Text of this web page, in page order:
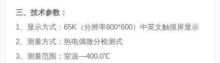
三、 技术参数：
1、显示方式：65K（分辨率800*600）中英文触摸屏显示
2、测量方式：热电偶微分检测式
3、测量范围：室温—400.0℃